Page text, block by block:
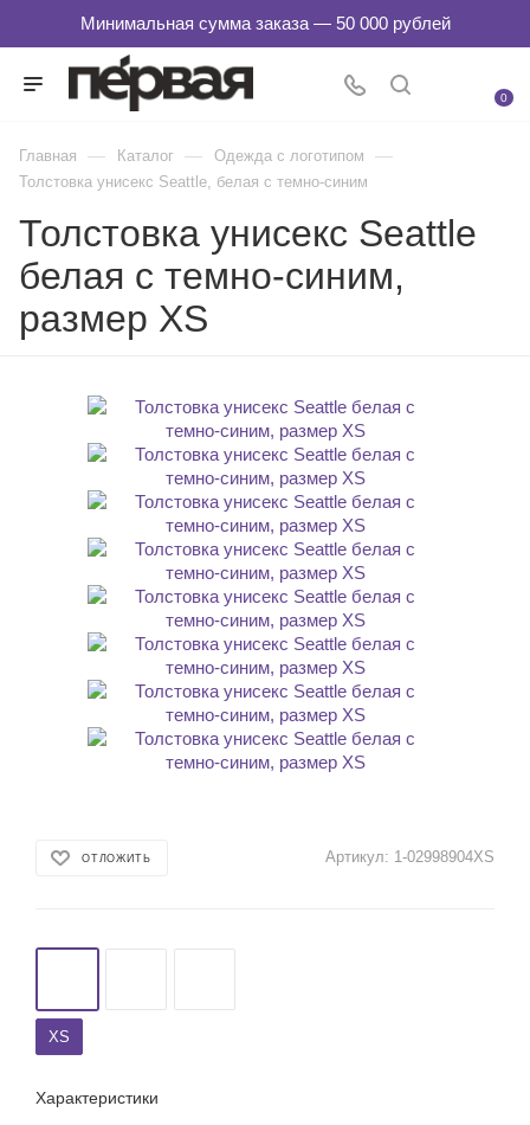
0
Главная — Каталог — Одежда с логотипом —
Толстовка унисекс Seattle, белая с темно-синим
Толстовка унисекс Seattle
белая с темно-синим,
размер XS
ОТЛОЖИТЬ Артикул: 1-02998904XS
XS
Характеристики